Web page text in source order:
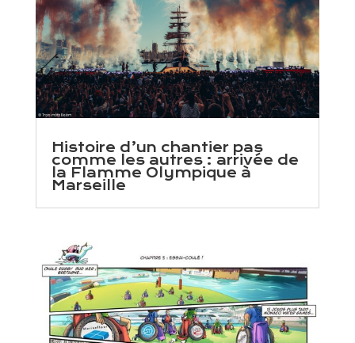
Histoire d’un chantier pas
comme les autres : arrivée de
la Flamme Olympique à
Marseille